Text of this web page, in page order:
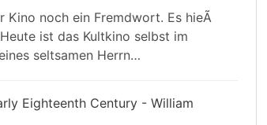
noch ein Fremdwort. Es hieÃ
ist das Kultkino selbst im
seltsamen Herrn…
Eighteenth Century - William